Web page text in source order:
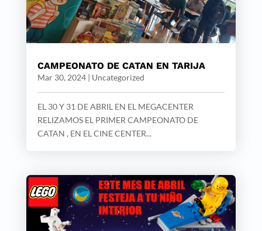
CAMPEONATO DE CATAN EN TARIJA
Mar 30, 2024| Uncategorized
EL 30 Y 31 DE ABRIL EN EL MEGACENTER
RELIZAMOS EL PRIMER CAMPEONATO DE
CATAN , EN EL CINE CENTER...